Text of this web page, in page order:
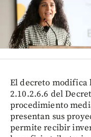
El decreto modifica
2.10.2.6.6 del
procedimiento
presentan sus
permite recibir